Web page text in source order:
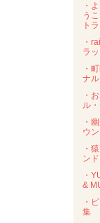
・
う
ト
・
ラ
・
ナ
・
ル
・
ウ
・
ン
・
&
・
集